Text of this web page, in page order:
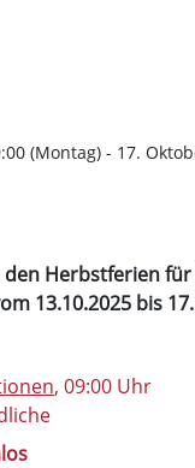
(Montag) - 17.
den Herbstferien
13.10.2025 bis
, 09:00 Uhr